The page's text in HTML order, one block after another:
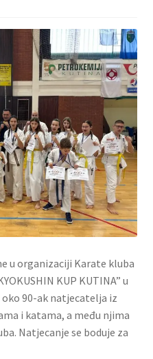
u organizaciji Karate kluba
KUP KUTINA” u
90-ak natjecatelja iz
i katama, a među njima
Natjecanje se boduje za